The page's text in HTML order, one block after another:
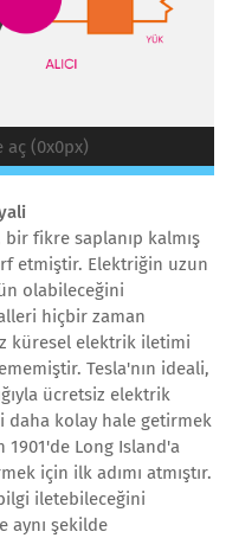
aç (0x0px)
fikre saplanıp kalmış
etmiştir. Elektriğin uzun
olabileceğini
hiçbir zaman
küresel elektrik iletimi
Tesla'nın ideali,
ücretsiz elektrik
daha kolay hale getirmek
Long Island'a
için ilk adımı atmıştır.
iletebileceğini
aynı şekilde